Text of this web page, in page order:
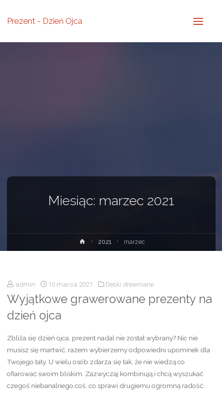
Prezent - Dzień Ojca
Miesiąc: marzec 2021
2021 marzec
admin 10 marca 2021 Deski drewniane
Wyjątkowe grawerowane prezenty na
dzień ojca
Zbliża się dzień ojca, prezent nadal nie został wybrany? Nic nie
musisz się martwić, razem wybierzemy odpowiedni upominek dla
Twojego taty. U wielu osób zdarza się tak, że nie wiedzą co
ofiarować swoim bliskim. Zazwyczaj kombinują i chcą wyszukać
czegoś niebanalnego coś, co sprawi drugiemu ogromną radość.